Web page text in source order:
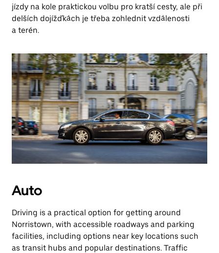
jízdy na kole praktickou volbu pro kratší cesty, ale při
delších dojížďkách je třeba zohlednit vzdálenosti
a terén.
Auto
Driving is a practical option for getting around
Norristown, with accessible roadways and parking
facilities, including options near key locations such
as transit hubs and popular destinations. Traffic